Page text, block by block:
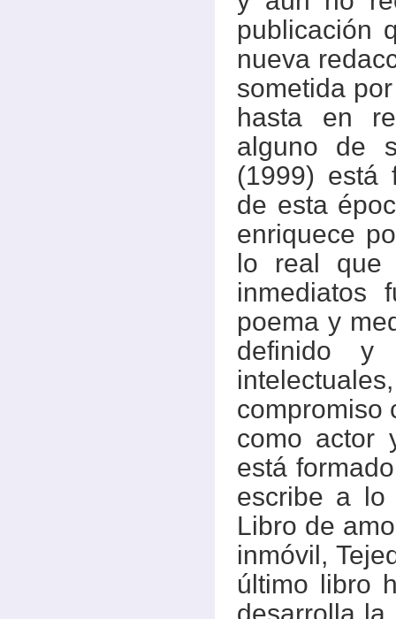
publicación
nueva
sometida
hasta en
alguno de
(1999) está
de esta
enriquece
lo real que
inmediatos
poema y
definido y
compromiso
como actor
está
escribe a lo
Libro de
inmóvil,
último libro